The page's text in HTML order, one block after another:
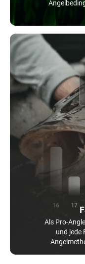
Als Pro-
und jede